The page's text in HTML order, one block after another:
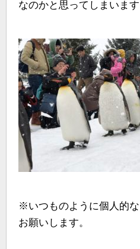
なのかと思ってしまいます
※いつものように個人的
お願いします。